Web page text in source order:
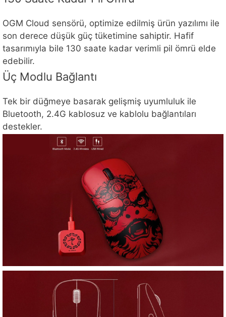
OGM Cloud sensörü, optimize edilmiş ürün yazılımı ile
son derece düşük güç tüketimine sahiptir. Hafif
tasarımıyla bile 130 saate kadar verimli pil ömrü elde
edebilir.
Üç Modlu Bağlantı
Tek bir düğmeye basarak gelişmiş uyumluluk ile
Bluetooth, 2.4G kablosuz ve kablolu bağlantıları
destekler.